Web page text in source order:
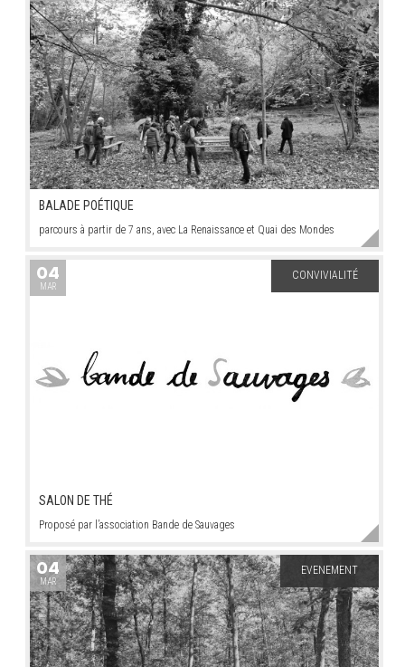
BALADE POÉTIQUE
parcours à partir de 7 ans, avec La Renaissance et Quai des Mondes
SALON DE THÉ
Proposé par l’association Bande de Sauvages
04
MAR
CONVIVIALITÉ
04
MAR
EVENEMENT